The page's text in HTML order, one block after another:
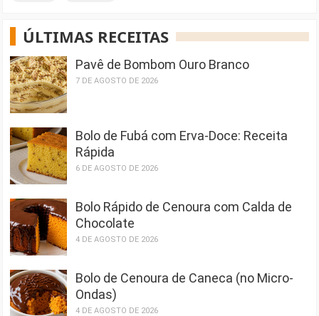
ÚLTIMAS RECEITAS
Pavê de Bombom Ouro Branco
7 DE AGOSTO DE 2026
Bolo de Fubá com Erva-Doce: Receita
Rápida
6 DE AGOSTO DE 2026
Bolo Rápido de Cenoura com Calda de
Chocolate
4 DE AGOSTO DE 2026
Bolo de Cenoura de Caneca (no Micro-
Ondas)
4 DE AGOSTO DE 2026